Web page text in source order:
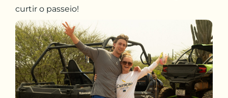
curtir o passeio!